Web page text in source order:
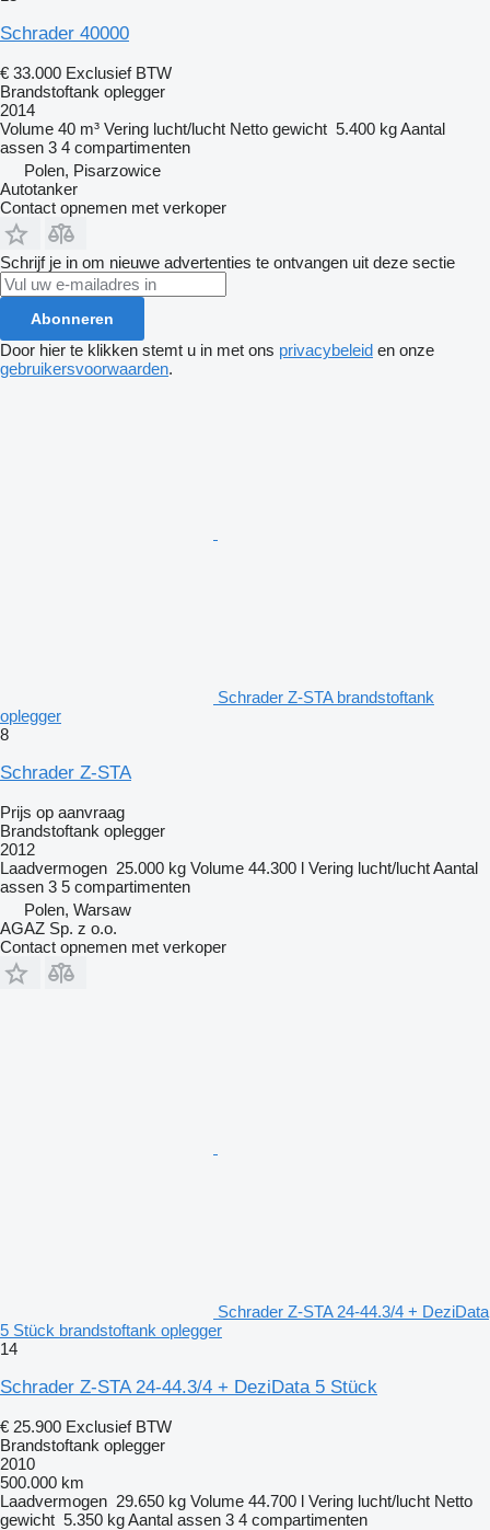
Schrader 40000
€ 33.000 Exclusief BTW
Brandstoftank oplegger
2014
Volume 40 m³ Vering lucht/lucht Netto gewicht 5.400 kgAantal
assen 3 4 compartimenten
Polen, Pisarzowice
Autotanker
Contact opnemen met verkoper
Schrijf je in om nieuwe advertenties te ontvangen uit deze sectie
Abonneren
Door hier te klikken stemt u in met ons privacybeleid en onze
gebruikersvoorwaarden.
Schrader Z-STA brandstoftank
oplegger
8
Schrader Z-STA
Prijs op aanvraag
Brandstoftank oplegger
2012
Laadvermogen 25.000 kg Volume 44.300 l Vering lucht/luchtAantal
assen 3 5 compartimenten
Polen, Warsaw
AGAZ Sp. z o.o.
Contact opnemen met verkoper
Schrader Z-STA 24-44.3/4 + DeziData
5 Stück brandstoftank oplegger
14
Schrader Z-STA 24-44.3/4 + DeziData 5 Stück
€ 25.900 Exclusief BTW
Brandstoftank oplegger
2010
500.000 km
Laadvermogen 29.650 kg Volume 44.700 l Vering lucht/lucht Netto
gewicht 5.350 kgAantal assen 3 4 compartimenten